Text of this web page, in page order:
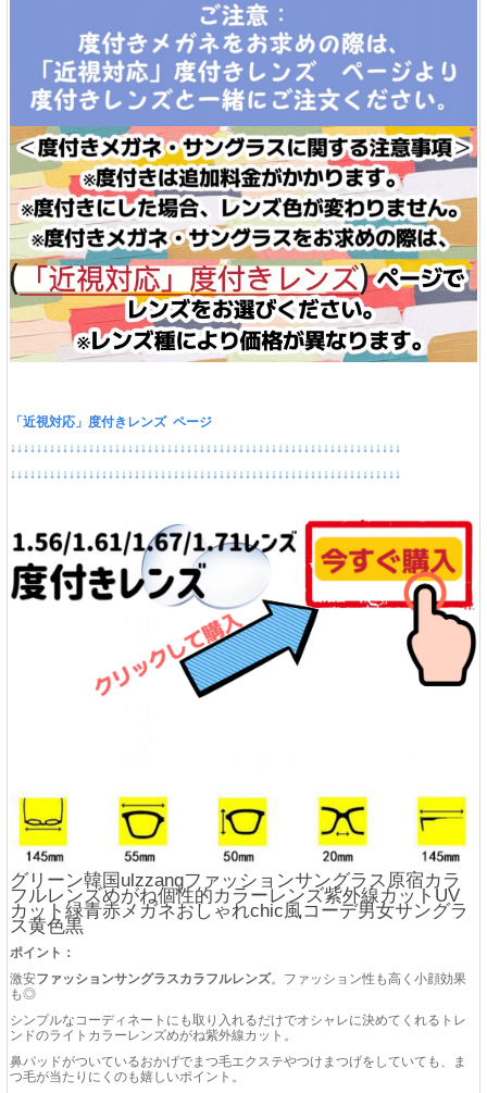
「近視対応」度付きレンズ ページ
↓↓↓↓↓↓↓↓↓↓↓↓↓↓↓↓↓↓↓↓↓↓↓↓↓↓↓↓↓↓↓↓↓↓↓↓↓↓↓↓↓↓↓↓↓↓↓↓↓↓↓↓↓↓↓↓↓↓↓↓
↓↓↓↓↓↓↓↓↓↓↓↓↓↓↓↓↓↓↓↓↓↓↓↓↓↓↓↓↓↓↓↓↓↓↓↓↓↓↓↓↓↓↓↓↓↓↓↓↓↓↓↓↓↓↓↓↓↓↓↓
グリーン韓国ulzzangファッションサングラス原宿カラ
フルレンズめがね個性的カラーレンズ紫外線カットUV
カット緑青赤メガネおしゃれchic風コーデ男女サングラ
ス黄色黒
ポイント：
激安ファッションサングラスカラフルレンズ。ファッション性も高く小顔効果
も◎
シンプルなコーディネートにも取り入れるだけでオシャレに決めてくれるトレ
ンドのライトカラーレンズめがね紫外線カット。
鼻パッドがついているおかげでまつ毛エクステやつけまつげをしていても、ま
つ毛が当たりにくのも嬉しいポイント。